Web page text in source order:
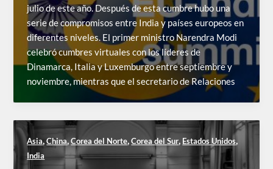
julio de este año. Después de esta cumbre hubo una
serie de compromisos entre India y países europeos en
diferentes niveles. El primer ministro Narendra Modi
celebró cumbres virtuales con los líderes de
Dinamarca, Italia y Luxemburgo entre septiembre y
noviembre, mientras que el secretario de Relaciones
Asia,China,Corea del Norte,Corea del Sur, Estados Unidos,
India